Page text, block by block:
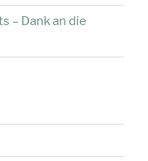
– Dank an die